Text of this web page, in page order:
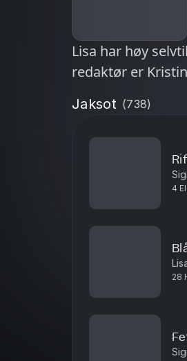
Lisa har høy
redaktør er
Jaksot (738)
4
28